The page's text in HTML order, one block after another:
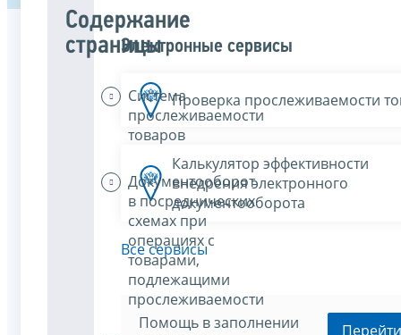
Содержание
страницы
Система
прослеживаемости
товаров
Документооборот
в посреднических
схемах при
операциях с
товарами,
подлежащими
прослеживаемости
Электронные сервисы
Проверка прослеживаемости
Калькулятор эффективности
внедрения электронного
документооборота
Все сервисы
Перейти
Помощь в заполнении